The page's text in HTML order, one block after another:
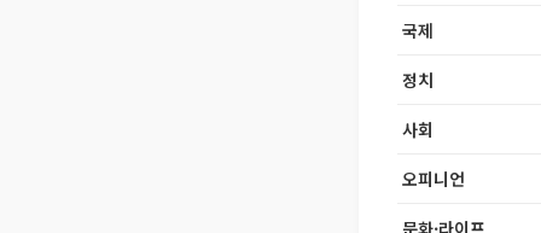
국제
정치
사회
오피니언
문화·라이프